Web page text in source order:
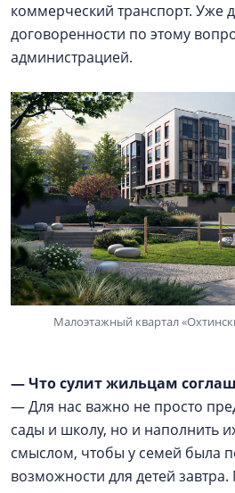
коммерческий транспорт. Уже
договоренности по этому
администрацией.
Малоэтажный квартал
— Что сулит жильцам
— Для нас важно не просто
сады и школу, но и наполнить
смыслом, чтобы у семей была
возможности для детей